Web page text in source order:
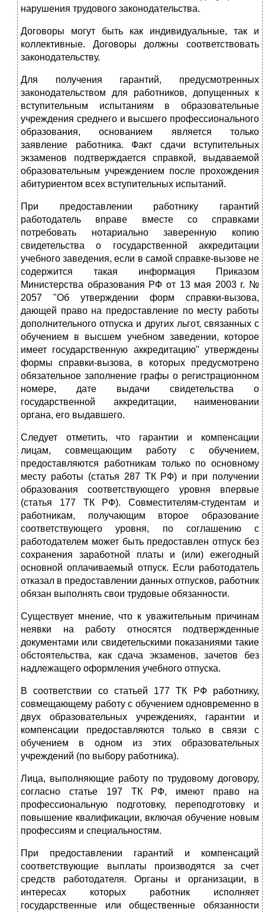
нарушения трудового законодательства.
Договоры могут быть как индивидуальные, так и
коллективные. Договоры должны соответствовать
законодательству.
Для получения гарантий, предусмотренных
законодательством для работников, допущенных к
вступительным испытаниям в образовательные
учреждения среднего и высшего профессионального
образования, основанием является только
заявление работника. Факт сдачи вступительных
экзаменов подтверждается справкой, выдаваемой
образовательным учреждением после прохождения
абитуриентом всех вступительных испытаний.
При предоставлении работнику гарантий
работодатель вправе вместе со справками
потребовать нотариально заверенную копию
свидетельства о государственной аккредитации
учебного заведения, если в самой справке-вызове не
содержится такая информация Приказом
Министерства образования РФ от 13 мая 2003 г. №
2057 "Об утверждении форм справки-вызова,
дающей право на предоставление по месту работы
дополнительного отпуска и других льгот, связанных с
обучением в высшем учебном заведении, которое
имеет государственную аккредитацию" утверждены
формы справки-вызова, в которых предусмотрено
обязательное заполнение графы о регистрационном
номере, дате выдачи свидетельства о
государственной аккредитации, наименовании
органа, его выдавшего.
Следует отметить, что гарантии и компенсации
лицам, совмещающим работу с обучением,
предоставляются работникам только по основному
месту работы (статья 287 ТК РФ) и при получении
образования соответствующего уровня впервые
(статья 177 ТК РФ). Совместителям-студентам и
работникам, получающим второе образование
соответствующего уровня, по соглашению с
работодателем может быть предоставлен отпуск без
сохранения заработной платы и (или) ежегодный
основной оплачиваемый отпуск. Если работодатель
отказал в предоставлении данных отпусков, работник
обязан выполнять свои трудовые обязанности.
Существует мнение, что к уважительным причинам
неявки на работу относятся подтвержденные
документами или свидетельскими показаниями такие
обстоятельства, как сдача экзаменов, зачетов без
надлежащего оформления учебного отпуска.
В соответствии со статьей 177 ТК РФ работнику,
совмещающему работу с обучением одновременно в
двух образовательных учреждениях, гарантии и
компенсации предоставляются только в связи с
обучением в одном из этих образовательных
учреждений (по выбору работника).
Лица, выполняющие работу по трудовому договору,
согласно статье 197 ТК РФ, имеют право на
профессиональную подготовку, переподготовку и
повышение квалификации, включая обучение новым
профессиям и специальностям.
При предоставлении гарантий и компенсаций
соответствующие выплаты производятся за счет
средств работодателя. Органы и организации, в
интересах которых работник исполняет
государственные или общественные обязанности